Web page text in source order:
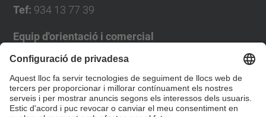
Tef: 934 13 77 39
Equip d'orientació i comercial
José Luís Grande
Tel. 93 4137194
jose.luis.grande@upc.edu